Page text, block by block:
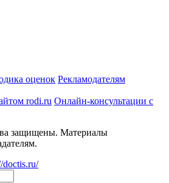
оценок Рекламодателям
rodi.ru Онлайн-консультации с
защищены. Материалы
doctis.ru/